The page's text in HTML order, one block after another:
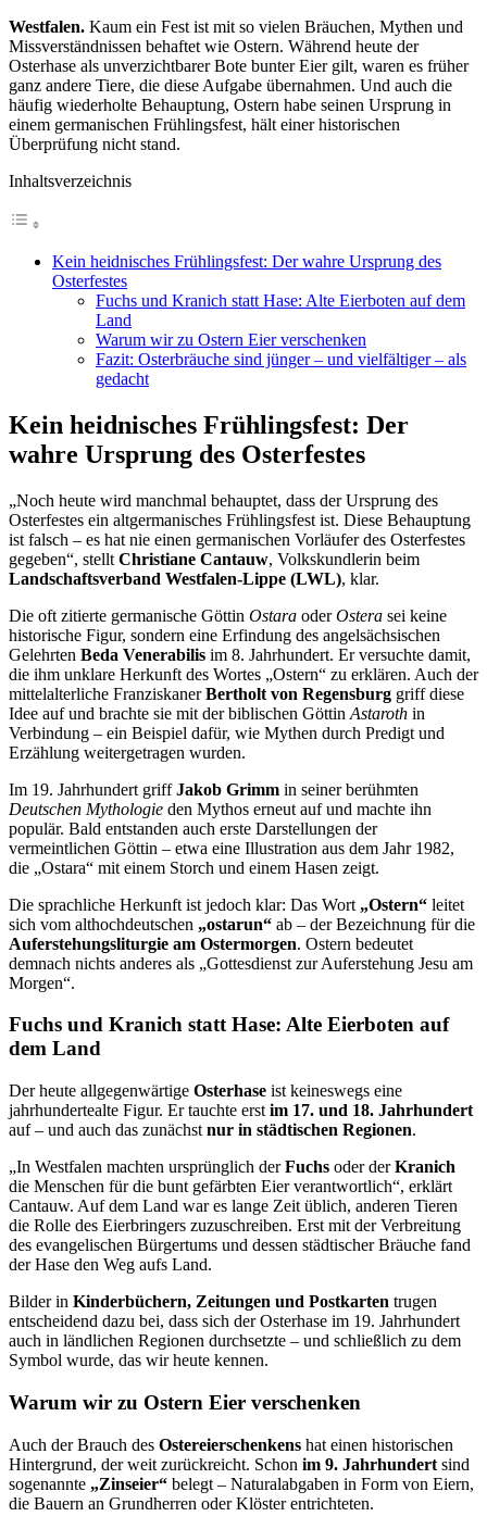
Westfalen. Kaum ein Fest ist mit so vielen Bräuchen, Mythen und
Missverständnissen behaftet wie Ostern. Während heute der
Osterhase als unverzichtbarer Bote bunter Eier gilt, waren es früher
ganz andere Tiere, die diese Aufgabe übernahmen. Und auch die
häufig wiederholte Behauptung, Ostern habe seinen Ursprung in
einem germanischen Frühlingsfest, hält einer historischen
Überprüfung nicht stand.
Inhaltsverzeichnis
Kein heidnisches Frühlingsfest: Der wahre Ursprung des
Osterfestes
Fuchs und Kranich statt Hase: Alte Eierboten auf dem
Land
Warum wir zu Ostern Eier verschenken
Fazit: Osterbräuche sind jünger – und vielfältiger – als
gedacht
Kein heidnisches Frühlingsfest: Der
wahre Ursprung des Osterfestes
„Noch heute wird manchmal behauptet, dass der Ursprung des
Osterfestes ein altgermanisches Frühlingsfest ist. Diese Behauptung
ist falsch – es hat nie einen germanischen Vorläufer des Osterfestes
gegeben“, stellt Christiane Cantauw, Volkskundlerin beim
Landschaftsverband Westfalen-Lippe (LWL), klar.
Die oft zitierte germanische Göttin Ostara oderOstera sei keine
historische Figur, sondern eine Erfindung des angelsächsischen
Gelehrten Beda Venerabilis im 8. Jahrhundert. Er versuchte damit,
die ihm unklare Herkunft des Wortes „Ostern“ zu erklären. Auch der
mittelalterliche FranziskanerBertholt von Regensburg griff diese
Idee auf und brachte sie mit der biblischen Göttin Astaroth in
Verbindung – ein Beispiel dafür, wie Mythen durch Predigt und
Erzählung weitergetragen wurden.
Im 19. Jahrhundert griffJakob Grimm in seiner berühmten
Deutschen Mythologie den Mythos erneut auf und machte ihn
populär. Bald entstanden auch erste Darstellungen der
vermeintlichen Göttin – etwa eine Illustration aus dem Jahr 1982,
die „Ostara“ mit einem Storch und einem Hasen zeigt.
Die sprachliche Herkunft ist jedoch klar: Das Wort „Ostern“ leitet
sich vom althochdeutschen „ostarun“ ab – der Bezeichnung für die
Auferstehungsliturgie am Ostermorgen. Ostern bedeutet
demnach nichts anderes als „Gottesdienst zur Auferstehung Jesu am
Morgen“.
Fuchs und Kranich statt Hase: Alte Eierboten auf
dem Land
Der heute allgegenwärtige Osterhase ist keineswegs eine
jahrhundertealte Figur. Er tauchte erst im 17. und 18. Jahrhundert
auf – und auch das zunächst nur in städtischen Regionen.
„In Westfalen machten ursprünglich derFuchs oder derKranich
die Menschen für die bunt gefärbten Eier verantwortlich“, erklärt
Cantauw. Auf dem Land war es lange Zeit üblich, anderen Tieren
die Rolle des Eierbringers zuzuschreiben. Erst mit der Verbreitung
des evangelischen Bürgertums und dessen städtischer Bräuche fand
der Hase den Weg aufs Land.
Bilder in Kinderbüchern, Zeitungen und Postkarten trugen
entscheidend dazu bei, dass sich der Osterhase im 19. Jahrhundert
auch in ländlichen Regionen durchsetzte – und schließlich zu dem
Symbol wurde, das wir heute kennen.
Warum wir zu Ostern Eier verschenken
Auch der Brauch des Ostereierschenkens hat einen historischen
Hintergrund, der weit zurückreicht. Schon im 9. Jahrhundert sind
sogenannte „Zinseier“ belegt – Naturalabgaben in Form von Eiern,
die Bauern an Grundherren oder Klöster entrichteten.